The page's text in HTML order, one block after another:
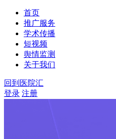
首页
推广服务
学术传播
短视频
舆情监测
关于我们
回到医院汇
登录 注册